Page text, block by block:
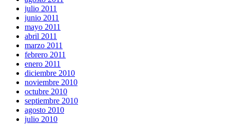
julio 2011
junio 2011
mayo 2011
abril 2011
marzo 2011
febrero 2011
enero 2011
diciembre 2010
noviembre 2010
octubre 2010
septiembre 2010
agosto 2010
julio 2010